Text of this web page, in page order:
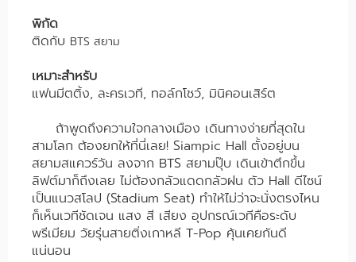
พิกัด
ติดกับ BTS สยาม
เหมาะสำหรับ
แฟนมีตติ้ง, ละครเวที, ทอล์กโชว์, มินิคอนเสิร์ต
ถ้าพูดถึงความใจกลางเมือง เดินทางง่ายที่สุดใน
สามโลก ต้องยกให้ที่นี่เลย! Siampic Hall ตั้งอยู่บน
สยามสแควร์วัน ลงจาก BTS สยามปุ๊บ เดินเข้าตึกขึ้น
ลิฟต์มาก็ถึงเลย ไม่ต้องกลัวแดดกลัวฝน ตัว Hall ดีไซน์
เป็นแนวสโลป (Stadium Seat) ทำให้ไม่ว่าจะนั่งตรงไหน
ก็เห็นเวทีชัดเจน แสง สี เสียง อุปกรณ์เวทีคือระดับ
พรีเมียม วัยรุ่นสายติ่งเกาหลี T-Pop คุ้นเคยกันดี
แน่นอน